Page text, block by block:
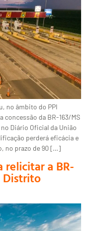
no âmbito do PPI
concessão da BR-163/MS
Diário Oficial da União
perderá eficácia e
no prazo de 90 […]
relicitar a BR-
Distrito